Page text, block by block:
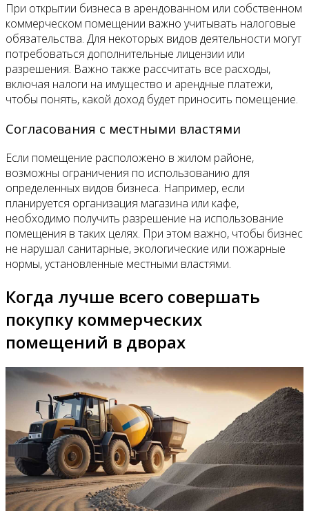
При открытии бизнеса в арендованном или собственном
коммерческом помещении важно учитывать налоговые
обязательства. Для некоторых видов деятельности могут
потребоваться дополнительные лицензии или
разрешения. Важно также рассчитать все расходы,
включая налоги на имущество и арендные платежи,
чтобы понять, какой доход будет приносить помещение.
Согласования с местными властями
Если помещение расположено в жилом районе,
возможны ограничения по использованию для
определенных видов бизнеса. Например, если
планируется организация магазина или кафе,
необходимо получить разрешение на использование
помещения в таких целях. При этом важно, чтобы бизнес
не нарушал санитарные, экологические или пожарные
нормы, установленные местными властями.
Когда лучше всего совершать
покупку коммерческих
помещений в дворах